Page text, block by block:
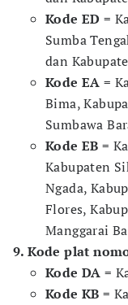
Kode ED =
Sumba
dan
Kode EA =
Bima,
Sumbawa
Kode EB =
Kabupaten
Ngada,
Flores,
Manggarai
9. Kode plat
Kode DA =
Kode KB =